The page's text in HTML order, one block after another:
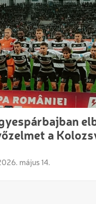
a
május 14.